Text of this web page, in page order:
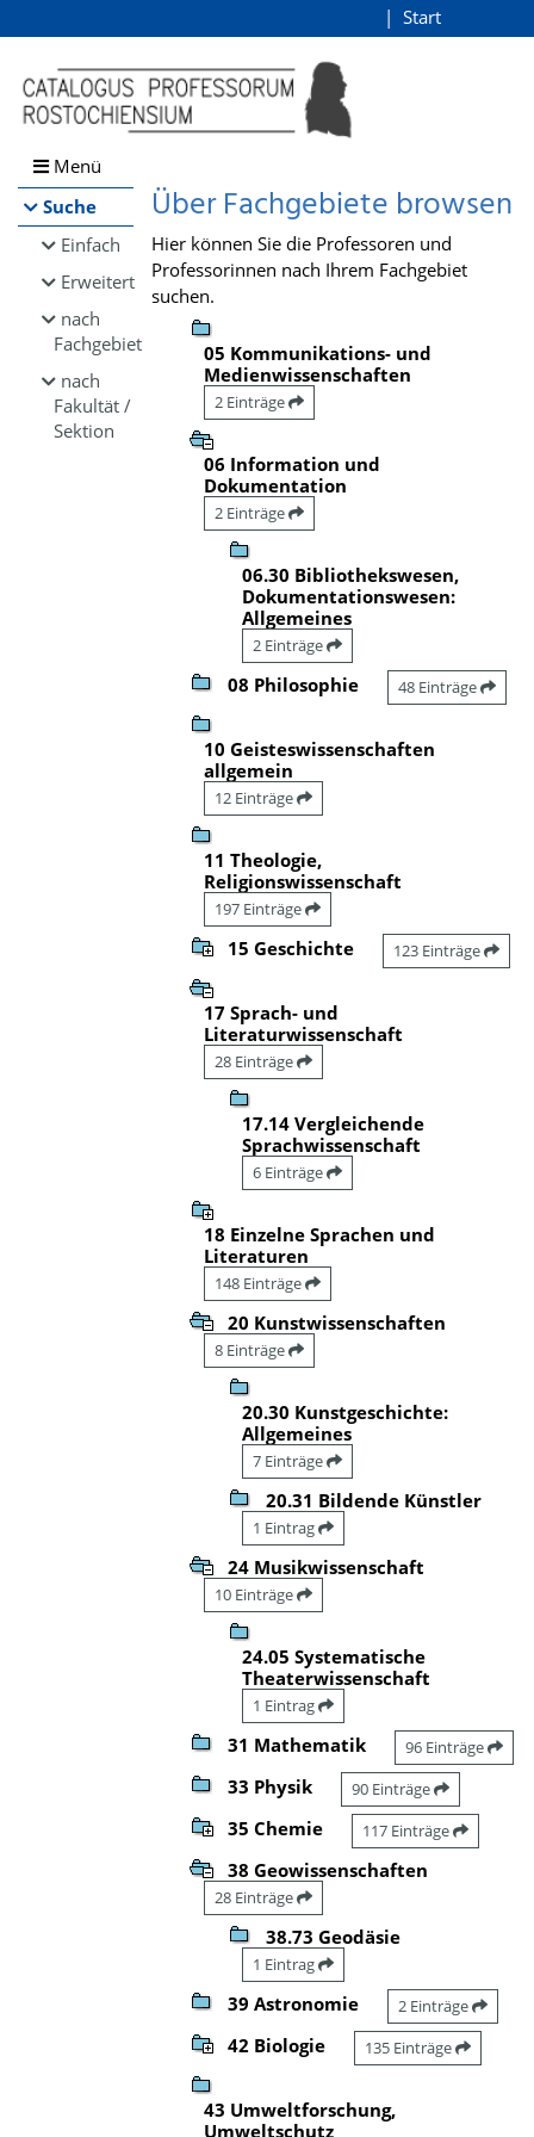
Browsen
direkt zum Inhalt
Start
Menü
Suche
Einfach
Erweitert
nach
Fachgebiet
nach
Fakultät /
Sektion
Über Fachgebiete browsen
Hier können Sie die Professoren und
Professorinnen nach Ihrem Fachgebiet
suchen.
05 Kommunikations- und
Medienwissenschaften
2 Einträge
06 Information und
Dokumentation
2 Einträge
06.30 Bibliothekswesen,
Dokumentationswesen:
Allgemeines
2 Einträge
08 Philosophie 48 Einträge
10 Geisteswissenschaften
allgemein
12 Einträge
11 Theologie,
Religionswissenschaft
197 Einträge
15 Geschichte 123 Einträge
17 Sprach- und
Literaturwissenschaft
28 Einträge
17.14 Vergleichende
Sprachwissenschaft
6 Einträge
18 Einzelne Sprachen und
Literaturen
148 Einträge
20 Kunstwissenschaften
8 Einträge
20.30 Kunstgeschichte:
Allgemeines
7 Einträge
20.31 Bildende Künstler
1 Eintrag
24 Musikwissenschaft
10 Einträge
24.05 Systematische
Theaterwissenschaft
1 Eintrag
31 Mathematik 96 Einträge
33 Physik 90 Einträge
35 Chemie 117 Einträge
38 Geowissenschaften
28 Einträge
38.73 Geodäsie
1 Eintrag
39 Astronomie 2 Einträge
42 Biologie 135 Einträge
43 Umweltforschung,
Umweltschutz